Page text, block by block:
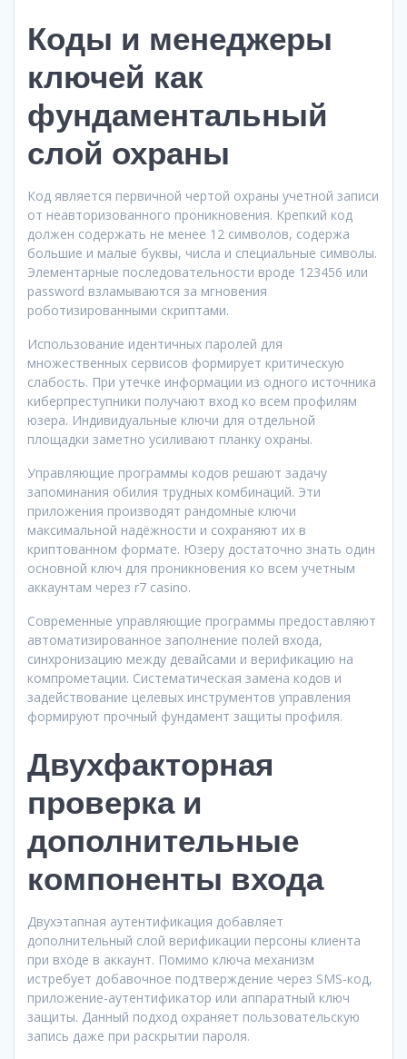
Коды и менеджеры
ключей как
фундаментальный
слой охраны
Код является первичной чертой охраны учетной записи
от неавторизованного проникновения. Крепкий код
должен содержать не менее 12 символов, содержа
большие и малые буквы, числа и специальные символы.
Элементарные последовательности вроде 123456 или
password взламываются за мгновения
роботизированными скриптами.
Использование идентичных паролей для
множественных сервисов формирует критическую
слабость. При утечке информации из одного источника
киберпреступники получают вход ко всем профилям
юзера. Индивидуальные ключи для отдельной
площадки заметно усиливают планку охраны.
Управляющие программы кодов решают задачу
запоминания обилия трудных комбинаций. Эти
приложения производят рандомные ключи
максимальной надёжности и сохраняют их в
криптованном формате. Юзеру достаточно знать один
основной ключ для проникновения ко всем учетным
аккаунтам через r7 casino.
Современные управляющие программы предоставляют
автоматизированное заполнение полей входа,
синхронизацию между девайсами и верификацию на
компрометации. Систематическая замена кодов и
задействование целевых инструментов управления
формируют прочный фундамент защиты профиля.
Двухфакторная
проверка и
дополнительные
компоненты входа
Двухэтапная аутентификация добавляет
дополнительный слой верификации персоны клиента
при входе в аккаунт. Помимо ключа механизм
истребует добавочное подтверждение через SMS-код,
приложение-аутентификатор или аппаратный ключ
защиты. Данный подход охраняет пользовательскую
запись даже при раскрытии пароля.